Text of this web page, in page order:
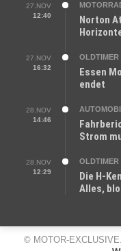
27.NOV
12:40
Norton
27.NOV
16:32
OLDTIMER
Essen
endet
28.NOV
14:46
Strom
28.NOV
12:29
OLDTIMER
Die H-
Alles,
© MOTOR-